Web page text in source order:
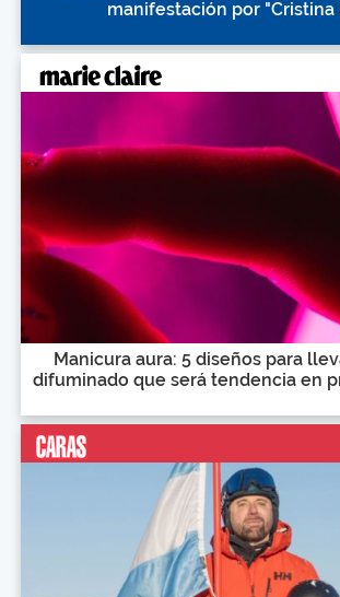
manifestación por "Cristina
Manicura aura: 5 diseños para
difuminado que será tendencia en